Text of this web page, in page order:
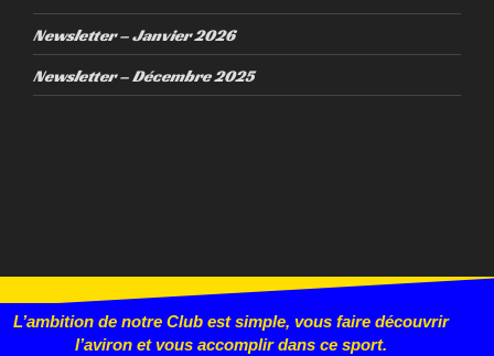
Newsletter – Janvier 2026
Newsletter – Décembre 2025
L’ambition de notre Club est simple, vous faire découvrir
l’aviron et vous accomplir dans ce sport.